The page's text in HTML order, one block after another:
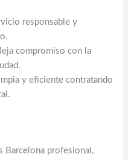
responsable y
compromiso con la
y eficiente contratando
Barcelona profesional,